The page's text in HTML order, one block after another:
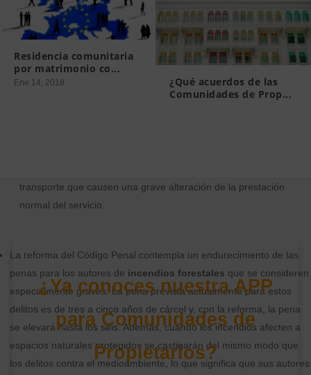
la realización de actos de violencia sobre cosas y personas.
También se castiga a los que animan a otro a cometer un delito
de daños, por ejemplo.
Sólo se castigará la difusión de mensajes que inciten a la
comisión de algún delito de alteración del orden público. Es decir,
no la simple convocatoria a movilizaciones, sino la incitación a
transporte que causen una grave alteración de la prestación
normal del servicio.
La reforma del Código Penal contempla un endurecimiento de las
penas para los autores de incendios forestales que se consideren
especialmente graves. La pena prevista actualmente para estos
delitos es de tres a cinco años de cárcel y, con la reforma, la pena
se elevará hasta los seis. Además, cuando los incendios afecten a
espacios naturales protegidos se castigarán del mismo modo que
los delitos contra el medioambiente, lo que significa que sus autores
Residencia comunitaria
por matrimonio co...
Ene 14, 2018
¿Qué acuerdos de las
Comunidades de Prop...
¿Ya conoces nuestra APP
para Comunidades de
Propietarios?